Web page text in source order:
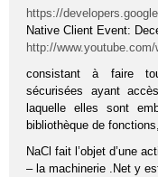
https://
Native Client Event:
http://
consistant à faire
sécurisées ayant
laquelle elles sont
bibliothèque de
NaCl fait l’objet d’une
– la machinerie .Net y